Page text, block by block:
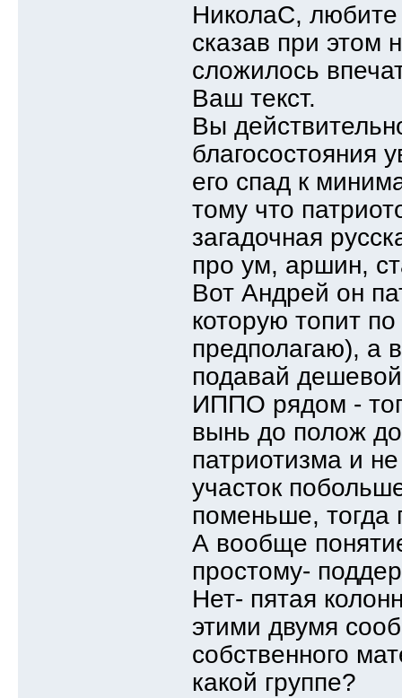
НиколаС, любите
сказав при этом
сложилось
Ваш текст.
Вы
благосостояния
его спад к
тому что
загадочная
про ум, аршин,
Вот Андрей он
которую топит
предполагаю), а
подавай
ИППО рядом -
вынь до полож
патриотизма и
участок
поменьше, тогда
А вообще
простому-
Нет- пятая
этими двумя
собственного
какой группе?